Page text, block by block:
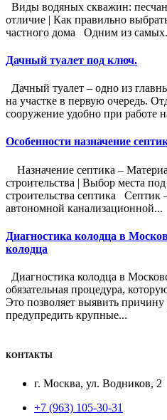
Виды водяных скважин:
отличие | Как правильно
частного дома Одним из
Дачный туалет под ключ.
Дачный туалет – одно из
на участке в первую очередь.
сооружение удобно при работе
Особенности назначение
Назначение септика –
строительства | Выбор места
строительства септика Септик
автономной канализационной...
Диагностика колодца в
колодца
Диагностика колодца в
обязательная процедура,
Это позволяет выявить
предупредить крупные...
КОНТАКТЫ
г. Москва, ул. Водников, 2
+7 (963) 105-30-31